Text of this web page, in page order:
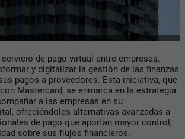
servicio de pago virtual entre empresas,
y digitalizar la gestión de las finanzas
pagos a proveedores. Esta iniciativa, que
Mastercard, se enmarca en la estrategia
a las empresas en su
ofreciéndoles alternativas avanzadas a
de pago que aportan mayor control,
sobre sus flujos financieros.